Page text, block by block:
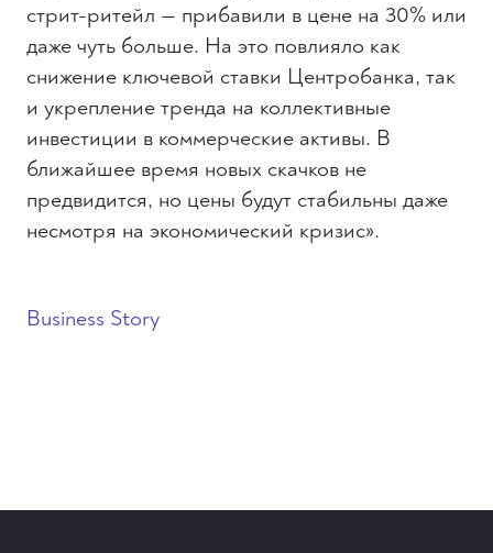
стрит-ритейл — прибавили в цене на 30% или
даже чуть больше. На это повлияло как
снижение ключевой ставки Центробанка, так
и укрепление тренда на коллективные
инвестиции в коммерческие активы. В
ближайшее время новых скачков не
предвидится, но цены будут стабильны даже
несмотря на экономический кризис».
Business Story